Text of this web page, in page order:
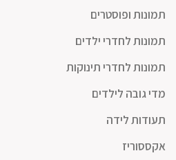
תמונות ופוסטרים
תמונות לחדרי ילדים
תמונות לחדרי תינוקות
מדי גובה לילדים
תעודות לידה
אקססוריז